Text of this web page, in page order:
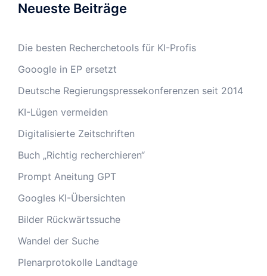
Neueste Beiträge
Die besten Recherchetools für KI-Profis
Gooogle in EP ersetzt
Deutsche Regierungspressekonferenzen seit 2014
KI-Lügen vermeiden
Digitalisierte Zeitschriften
Buch „Richtig recherchieren“
Prompt Aneitung GPT
Googles KI-Übersichten
Bilder Rückwärtssuche
Wandel der Suche
Plenarprotokolle Landtage